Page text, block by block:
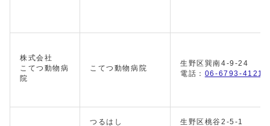
株式会社
こてつ動物病
院
こてつ動物病院
生野区巽南4-9-24
電話： 06-6793-4121
つるはし
生野区桃谷2-5-1